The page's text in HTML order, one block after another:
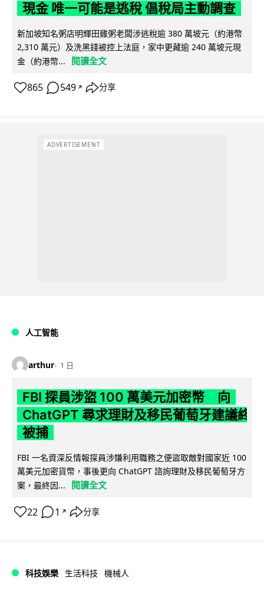
現金 唯一可能是逃稅 倡稅局主動調查
新加坡知名粥店明輝田雞粥老闆涉逃稅逾 380 萬坡元（約港幣
2,310 萬元）及洗黑錢被控上法庭，家中更藏逾 240 萬坡元現
金（約港幣...
閱讀全文
865 549 ↗ 分享
ADVERTISEMENT
人工智能
arthur 1 日
FBI 探員涉盜 100 萬美元加密幣 向
ChatGPT 尋求理財及移民葡萄牙建議終
被捕
FBI 一名資深反情報探員涉嫌利用職務之便盜取敵對國家近 100
萬美元加密貨幣，事後更向 ChatGPT 諮詢理財及移民葡萄牙方
案，最終因...
閱讀全文
22 1 ↗ 分享
科技娛樂 生活科技 機械人